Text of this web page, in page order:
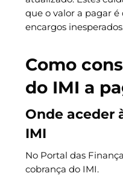
que o valor a pagar
encargos inesperados.
Como
do IMI a
Onde aceder
IMI
No Portal das
cobrança do IMI.